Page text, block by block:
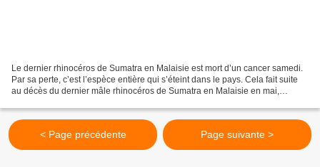
Le dernier rhinocéros de Sumatra en Malaisie est mort d’un cancer samedi.
Par sa perte, c’est l’espèce entière qui s’éteint dans le pays. Cela fait suite
au décès du dernier mâle rhinocéros de Sumatra en Malaisie en mai,
< Page précédente Page suivante >